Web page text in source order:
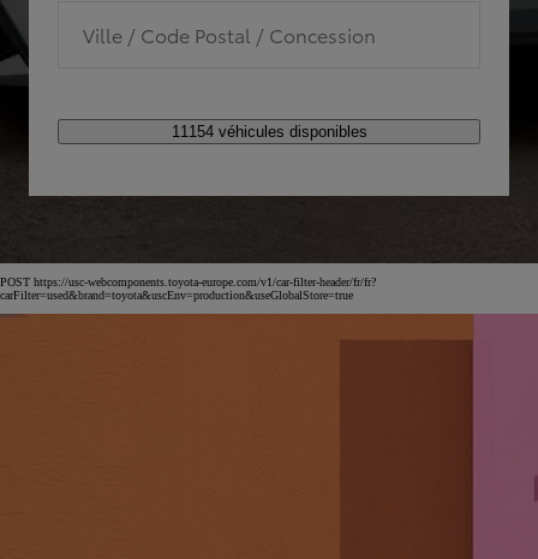
Ville / Code Postal / Concession
11154 véhicules disponibles
POST https://usc-webcomponents.toyota-europe.com/v1/car-filter-header/fr/fr?
carFilter=used&brand=toyota&uscEnv=production&useGlobalStore=true